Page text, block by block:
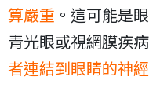
算嚴重 。這可能是
青光眼或視網膜疾
者連結到眼睛的神